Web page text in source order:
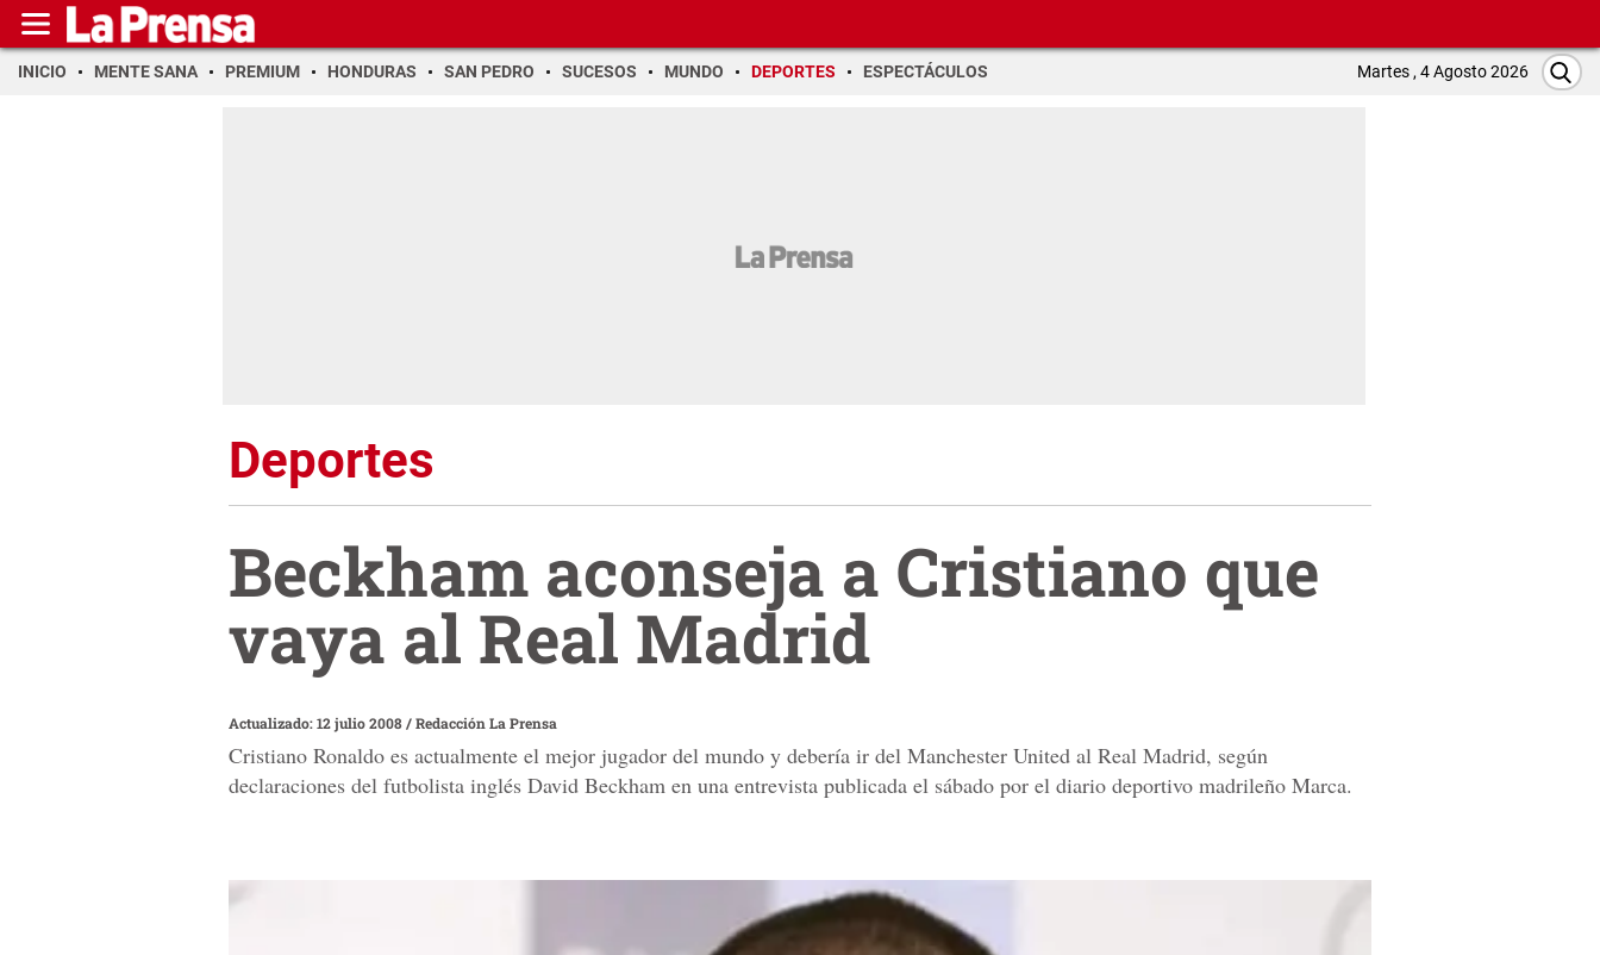
INICIO MENTE SANA PREMIUM HONDURAS SAN PEDRO SUCESOS MUNDO DEPORTES ESPECTÁCULOS Martes , 4 Agosto 2026
Deportes
Beckham aconseja a Cristiano que
vaya al Real Madrid
Actualizado: 12 julio 2008/Redacción La Prensa
Cristiano Ronaldo es actualmente el mejor jugador del mundo y debería ir del Manchester United al Real Madrid, según
declaraciones del futbolista inglés David Beckham en una entrevista publicada el sábado por el diario deportivo madrileño Marca.